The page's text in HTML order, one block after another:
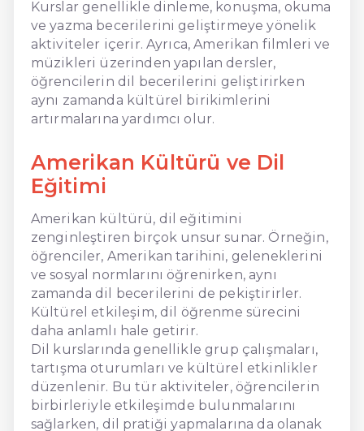
Kurslar genellikle dinleme, konuşma, okuma
ve yazma becerilerini geliştirmeye yönelik
aktiviteler içerir. Ayrıca, Amerikan filmleri ve
müzikleri üzerinden yapılan dersler,
öğrencilerin dil becerilerini geliştirirken
aynı zamanda kültürel birikimlerini
artırmalarına yardımcı olur.
Amerikan Kültürü ve Dil
Eğitimi
Amerikan kültürü, dil eğitimini
zenginleştiren birçok unsur sunar. Örneğin,
öğrenciler, Amerikan tarihini, geleneklerini
ve sosyal normlarını öğrenirken, aynı
zamanda dil becerilerini de pekiştirirler.
Kültürel etkileşim, dil öğrenme sürecini
daha anlamlı hale getirir.
Dil kurslarında genellikle grup çalışmaları,
tartışma oturumları ve kültürel etkinlikler
düzenlenir. Bu tür aktiviteler, öğrencilerin
birbirleriyle etkileşimde bulunmalarını
sağlarken, dil pratiği yapmalarına da olanak